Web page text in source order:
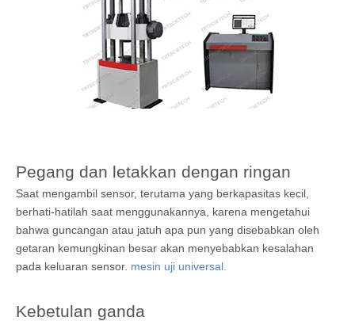
Pegang dan letakkan dengan ringan
Saat mengambil sensor, terutama yang berkapasitas kecil,
berhati-hatilah saat menggunakannya, karena mengetahui
bahwa guncangan atau jatuh apa pun yang disebabkan oleh
getaran kemungkinan besar akan menyebabkan kesalahan
pada keluaran sensor. mesin uji universal.
Kebetulan ganda